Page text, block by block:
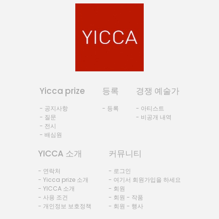
Yicca prize
- 공지사항
- 질문
- 전시
- 배심원
등록
- 등록
경쟁 예술가
- 아티스트
- 비공개 내역
YICCA 소개
- 연락처
- Yicca prize 소개
- YICCA 소개
- 사용 조건
- 개인정보 보호정책
커뮤니티
- 로그인
- 여기서 회원가입을 하세요
- 회원
- 회원 - 작품
- 회원 - 행사